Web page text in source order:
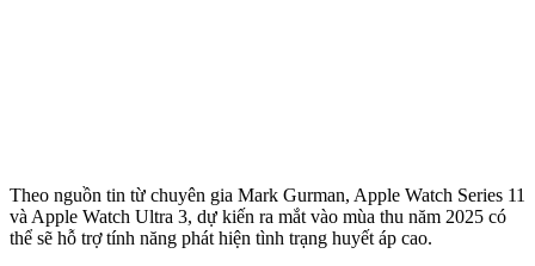
Theo nguồn tin từ chuyên gia Mark Gurman, Apple Watch Series 11
và Apple Watch Ultra 3, dự kiến ra mắt vào mùa thu năm 2025 có
thể sẽ hỗ trợ tính năng phát hiện tình trạng huyết áp cao.